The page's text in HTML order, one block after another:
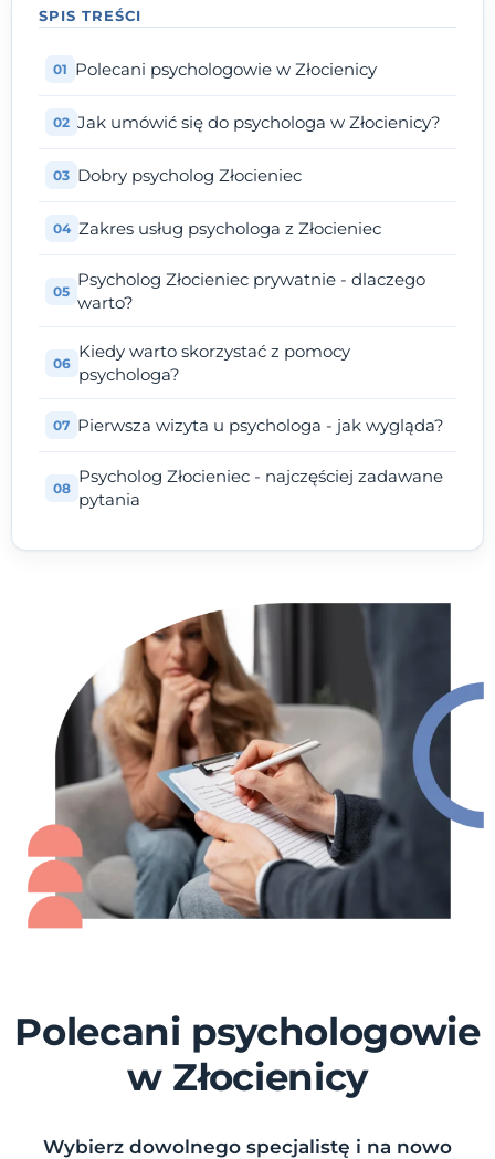
SPIS TREŚCI
Polecani psychologowie w Złocienicy
Jak umówić się do psychologa w Złocienicy?
Dobry psycholog Złocieniec
Zakres usług psychologa z Złocieniec
Psycholog Złocieniec prywatnie - dlaczego
warto?
Kiedy warto skorzystać z pomocy
psychologa?
Pierwsza wizyta u psychologa - jak wygląda?
Psycholog Złocieniec - najczęściej zadawane
pytania
Polecani psychologowie
w Złocienicy
Wybierz dowolnego specjalistę i na nowo